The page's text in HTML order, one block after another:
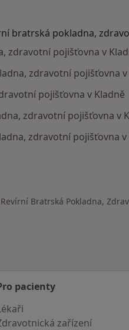
bratrská pokladna,
zdravotní pojišťovna v
zdravotní pojišťovna v
pojišťovna v Kladně
zdravotní pojišťovna v
zdravotní pojišťovna v
města
Revírní Bratrská Pokladna,
pacienty
zařízení